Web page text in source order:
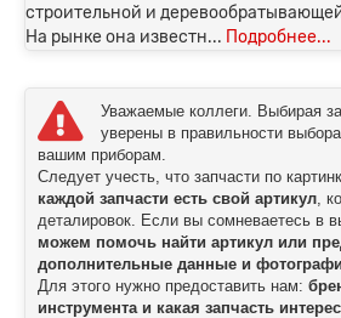
строительной и
На рынке она известн... Подробнее...
Уважаемые коллеги. Выбирая
уверены в правильности
вашим приборам.
Следует учесть, что запчасти по
каждой запчасти есть свой артикул,
деталировок. Если вы сомневаетесь в
можем помочь найти артикул или
дополнительные данные и
Для этого нужно предоставить нам:
инструмента и какая запчасть